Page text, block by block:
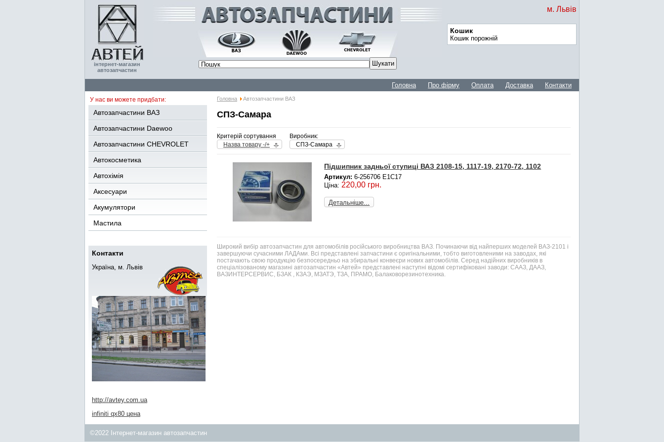
інтернет-магазин
автозапчастин
м. Львів
Кошик
Кошик порожній
Головна Про фірму Оплата Доставка Контакти
У нас ви можете придбати:
Автозапчастини ВАЗ
Автозапчастини Daewoo
Автозапчастини CHEVROLET
Автокосметика
Автохімія
Аксесуари
Акумулятори
Мастила
Контакти
Україна, м. Львів
http://avtey.com.ua
infiniti qx80 цена
Головна Автозапчастини ВАЗ
СПЗ-Самара
Критерій сортування
Назва товару -/+
Виробник:
СПЗ-Самара
Підшипник задньої ступиці ВАЗ 2108-15, 1117-19, 2170-72, 1102
Артикул: 6-256706 Е1С17
Ціна:220,00 грн.
Детальніше...
Широкий вибір автозапчастин для автомобілів російського виробництва ВАЗ. Починаючи від найперших моделей ВАЗ-2101 і
завершуючи сучасними ЛАДАми. Всі представлені запчастини є оригінальними, тобто виготовленими на заводах, які
постачають свою продукцію безпосередньо на збиральні конвеєри нових автомобілів. Серед надійних виробників в
спеціалізованому магазині автозапчастин «Автей» представлені наступні відомі сертифіковані заводи: СААЗ, ДААЗ,
ВАЗИНТЕРСЕРВИС, БЗАК , КЗАЭ, МЗАТЭ, ТЗА, ПРАМО, Балаковорезинотехника.
©2022 Інтернет-магазин автозапчастин